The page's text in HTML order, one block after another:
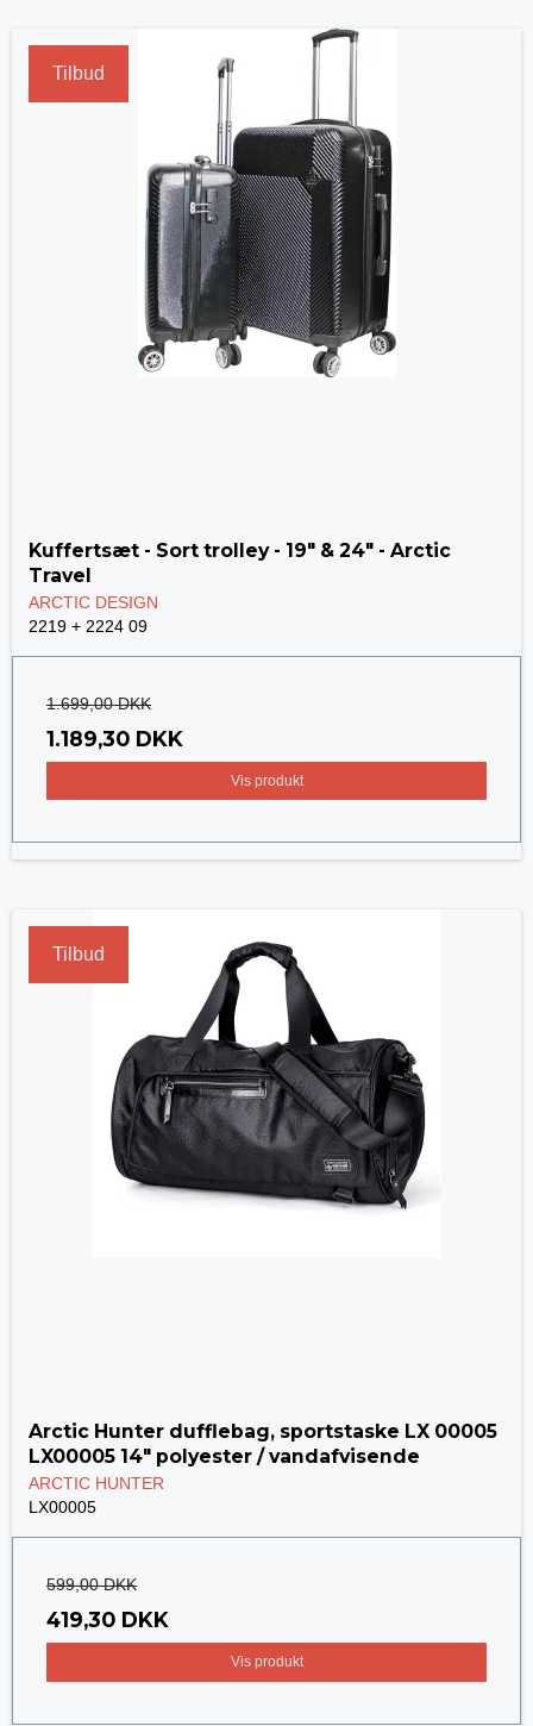
Tilbud
Kuffertsæt - Sort trolley - 19" & 24" - Arctic
Travel
ARCTIC DESIGN
2219 + 2224 09
1.699,00 DKK
1.189,30 DKK
Vis produkt
Tilbud
Arctic Hunter dufflebag, sportstaske LX 00005
LX00005 14" polyester / vandafvisende
ARCTIC HUNTER
LX00005
599,00 DKK
419,30 DKK
Vis produkt